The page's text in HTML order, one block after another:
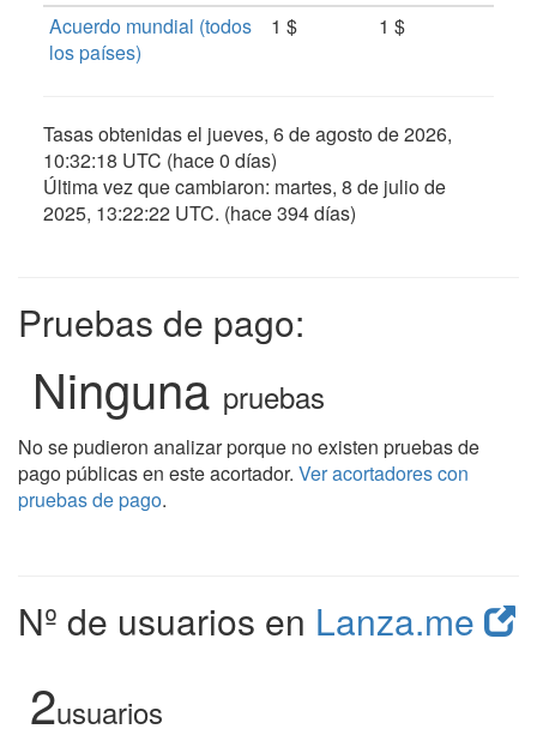
Acuerdo mundial (todos
los países)
1 $ 1 $
Tasas obtenidas el jueves, 6 de agosto de 2026,
10:32:18 UTC (hace 0 días)
Última vez que cambiaron: martes, 8 de julio de
2025, 13:22:22 UTC. (hace 394 días)
Pruebas de pago:
Ninguna pruebas
No se pudieron analizar porque no existen pruebas de
pago públicas en este acortador. Ver acortadores con
pruebas de pago.
Nº de usuarios en Lanza.me
2usuarios